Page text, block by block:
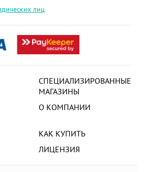
СПЕЦИАЛИЗИРОВАННЫЕ
МАГАЗИНЫ
О КОМПАНИИ
КАК КУПИТЬ
ЛИЦЕНЗИЯ
лиц